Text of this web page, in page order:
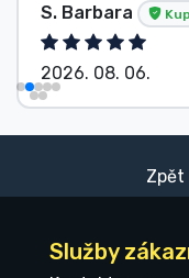
S. Barbara
2026. 08. 06.
Zpět
Služby